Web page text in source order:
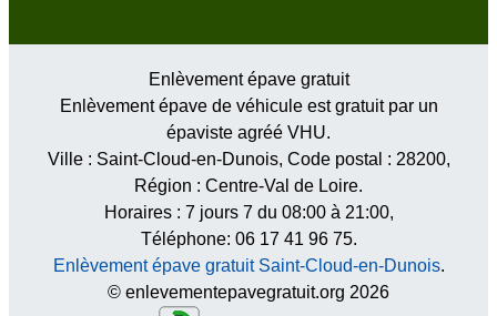
Enlèvement épave gratuit
Enlèvement épave de véhicule est gratuit par un
épaviste agréé VHU.
Ville : Saint-Cloud-en-Dunois, Code postal : 28200,
Région : Centre-Val de Loire.
Horaires : 7 jours 7 du 08:00 à 21:00,
Téléphone: 06 17 41 96 75.
Enlèvement épave gratuit Saint-Cloud-en-Dunois.
© enlevementepavegratuit.org 2026